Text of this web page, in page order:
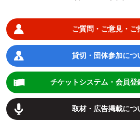
ご質問・ご意見・ご
貸切・団体参加につ
チケットシステム・会員登
取材・広告掲載につ